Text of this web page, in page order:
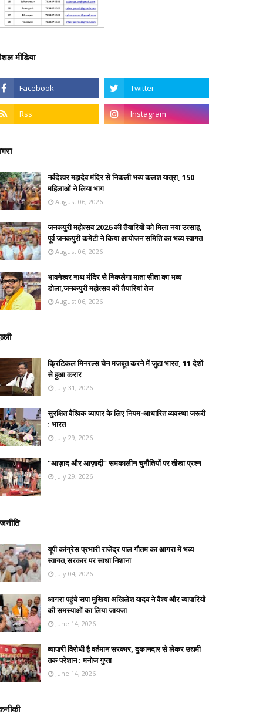
मीडिया
नर्वदेश्वर महादेव मंदिर से निकली भव्य कलश यात्रा, 150
महिलाओं ने लिया भाग
August 06, 2026
जनकपुरी महोत्सव 2026 की तैयारियों को मिला नया उत्साह,
पूर्व जनकपुरी कमेटी ने किया आयोजन समिति का भव्य स्वागत
August 06, 2026
भावनेश्वर नाथ मंदिर से निकलेगा माता सीता का भव्य
डोला,जनकपुरी महोत्सव की तैयारियां तेज
August 06, 2026
क्रिटिकल मिनरल्स चेन मजबूत करने में जुटा भारत, 11 देशों
से हुआ करार
July 31, 2026
सुरक्षित वैश्विक व्यापार के लिए नियम-आधारित व्यवस्था जरूरी
: भारत
July 29, 2026
"आज़ाद और आज़ादी" समकालीन चुनौतियों पर तीखा प्रश्न
July 29, 2026
यूपी कांग्रेस प्रभारी राजेंद्र पाल गौतम का आगरा में भव्य
स्वागत,सरकार पर साधा निशाना
July 04, 2026
आगरा पहुंचे सपा मुखिया अखिलेश यादव ने वैश्य और व्यापारियों
की समस्याओं का लिया जायजा
June 14, 2026
व्यापारी विरोधी है वर्तमान सरकार, दुकानदार से लेकर उद्यमी
तक परेशान : मनोज गुप्ता
June 14, 2026